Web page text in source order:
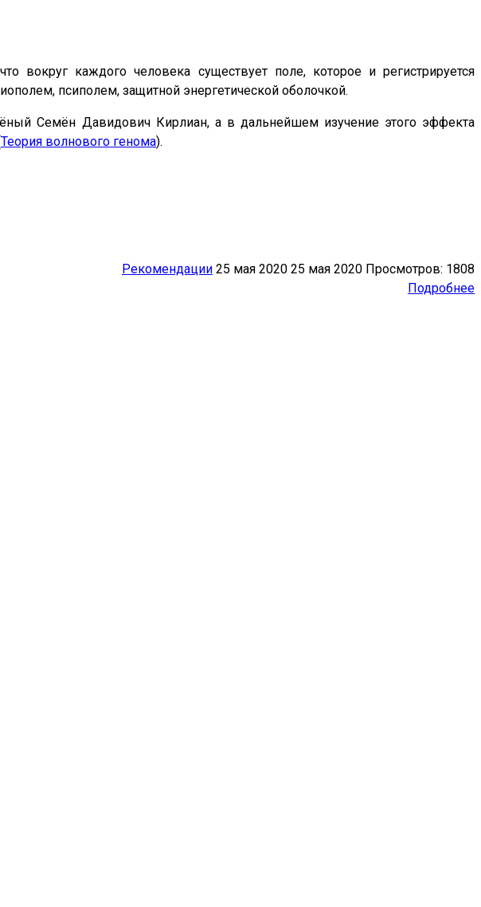
каждого человека существует поле, которое и регистрируется
псиполем, защитной энергетической оболочкой.
Семён Давидович Кирлиан, а в дальнейшем изучение этого эффекта
Теория волнового генома).
Рекомендации 25 мая 2020 25 мая 2020 Просмотров: 1808
Подробнее